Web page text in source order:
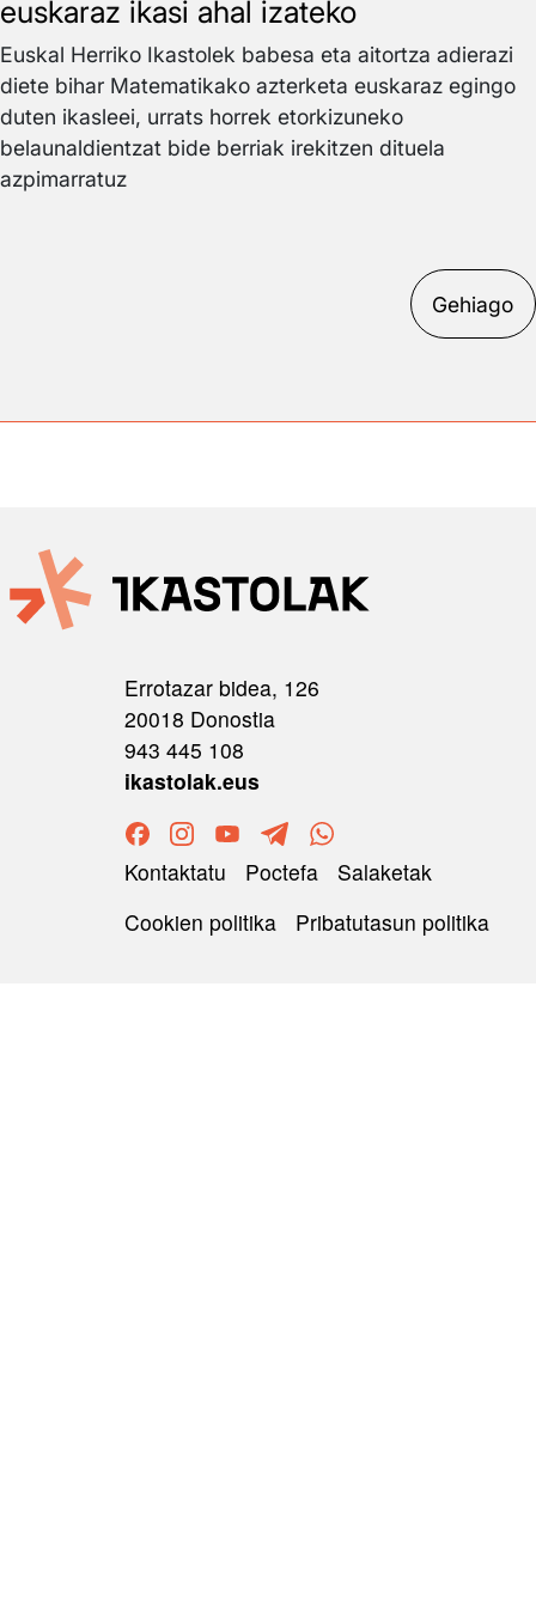
euskaraz ikasi ahal izateko
Euskal Herriko Ikastolek babesa eta aitortza adierazi
diete bihar Matematikako azterketa euskaraz egingo
duten ikasleei, urrats horrek etorkizuneko
belaunaldientzat bide berriak irekitzen dituela
azpimarratuz
Gehiago
Errotazar bidea, 126
20018 Donostia
943 445 108
ikastolak.eus
ORRI-OINA
Kontaktatu Poctefa
Salaketak
TESTU-LEGALAK
Cookien politika Pribatutasun politika